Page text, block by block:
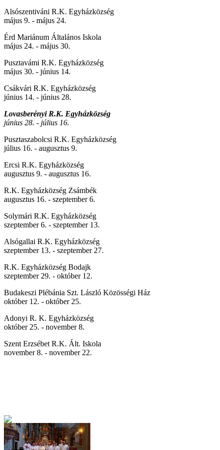
Alsószentiváni R.K. Egyházközség
május 9. - május 24.
Érd Mariánum Általános Iskola
május 24. - május 30.
Pusztavámi R.K. Egyházközség
május 30. - június 14.
Csákvári R.K. Egyházközség
június 14. - június 28.
Lovasberényi R.K. Egyházközség
június 28. - július 16.
Pusztaszabolcsi R.K. Egyházközség
július 16. - augusztus 9.
Ercsi R.K. Egyházközség
augusztus 9. - augusztus 16.
R.K. Egyházközség Zsámbék
augusztus 16. - szeptember 6.
Solymári R.K. Egyházközség
szeptember 6. - szeptember 13.
Alsógallai R.K. Egyházközség
szeptember 13. - szeptember 27.
R.K. Egyházközség Bodajk
szeptember 29. - október 12.
Budakeszi Plébánia Szt. László Közösségi Ház
október 12. - október 25.
Adonyi R. K. Egyházközség
október 25. - november 8.
Szent Erzsébet R.K. Ált. Iskola
november 8. - november 22.